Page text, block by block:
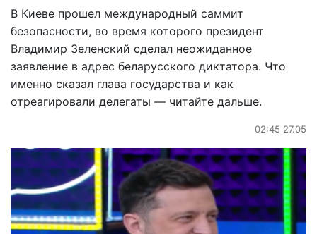
В Киеве прошел международный саммит
безопасности, во время которого президент
Владимир Зеленский сделал неожиданное
заявление в адрес беларусского диктатора. Что
именно сказал глава государства и как
отреагировали делегаты — читайте дальше.
02:45 27.05